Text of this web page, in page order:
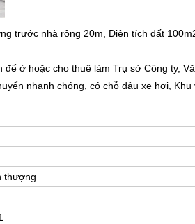
trước nhà rộng 20m, Diện tích đất
để ở hoặc cho thuê làm Trụ sở Công ty,
nhanh chóng, có chỗ đậu xe hơi,
thượng